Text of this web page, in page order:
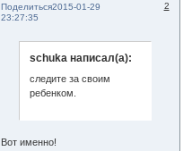
Поделиться 2
2015-01-29
23:27:35
schuka написал(а):
следите за своим
ребенком.
Вот именно!